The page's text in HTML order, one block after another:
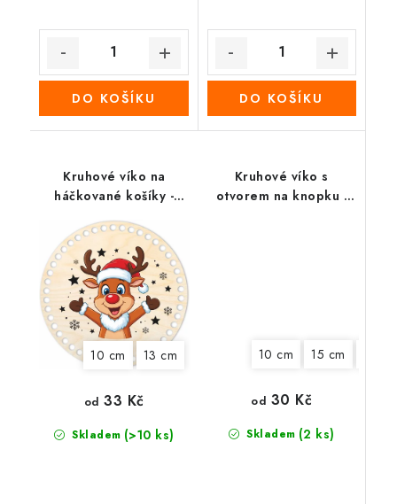
DO KOŠÍKU DO KOŠÍKU
Kruhové víko na
háčkované košíky -
10 cm 13 cm
Skladem (>10 ks)
od 33 Kč
Kruhové víko s
otvorem na knopku -
10 cm 15 cm
Skladem (2 ks)
od 30 Kč